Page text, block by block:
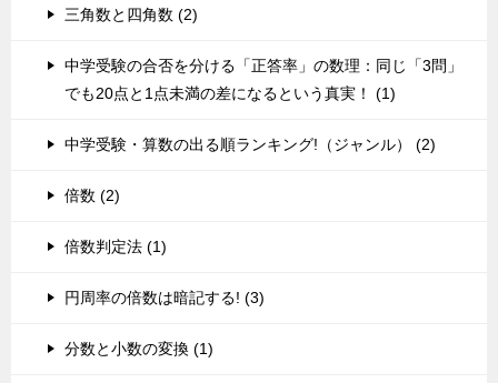
三角数と四角数 (2)
中学受験の合否を分ける「正答率」の数理：同じ「3問」
でも20点と1点未満の差になるという真実！ (1)
中学受験・算数の出る順ランキング!（ジャンル） (2)
倍数 (2)
倍数判定法 (1)
円周率の倍数は暗記する! (3)
分数と小数の変換 (1)